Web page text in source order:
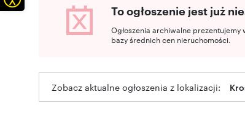
To ogłoszenie jest już
Ogłoszenia archiwalne
bazy średnich cen nieruchomości.
Zobacz aktualne ogłoszenia z lokalizacji: